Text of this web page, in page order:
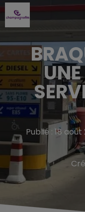
Publié : 18